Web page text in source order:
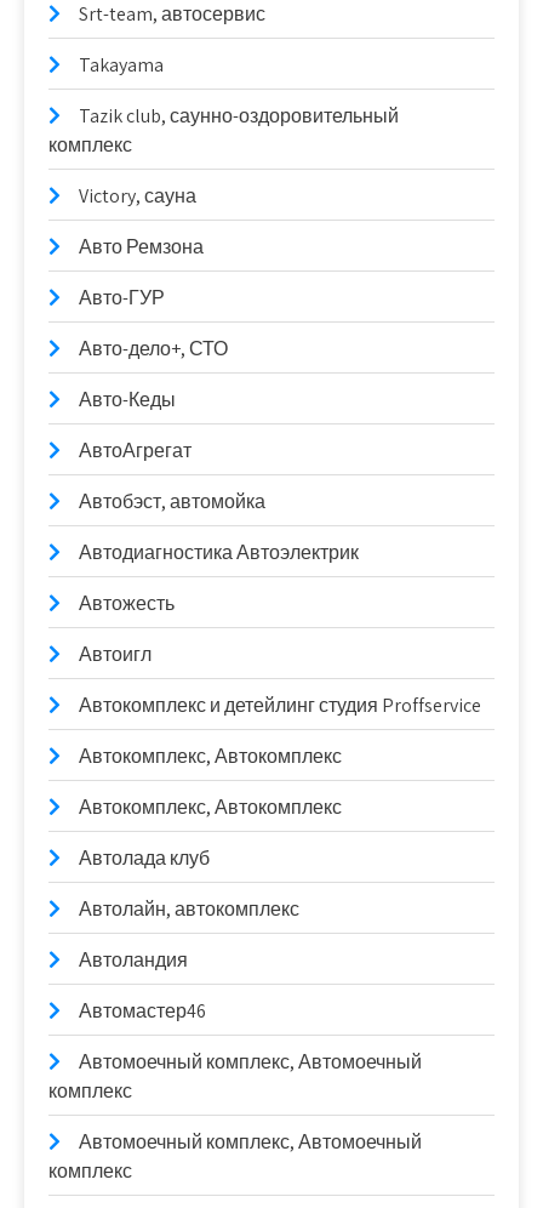
Srt-team, автосервис
Takayama
Tazik club, саунно-оздоровительный
комплекс
Victory, сауна
Авто Ремзона
Авто-ГУР
Авто-дело+, СТО
Авто-Кеды
АвтоАгрегат
Автобэст, автомойка
Автодиагностика Автоэлектрик
Автожесть
Автоигл
Автокомплекс и детейлинг студия Proffservice
Автокомплекс, Автокомплекс
Автокомплекс, Автокомплекс
Автолада клуб
Автолайн, автокомплекс
Автоландия
Автомастер46
Автомоечный комплекс, Автомоечный
комплекс
Автомоечный комплекс, Автомоечный
комплекс